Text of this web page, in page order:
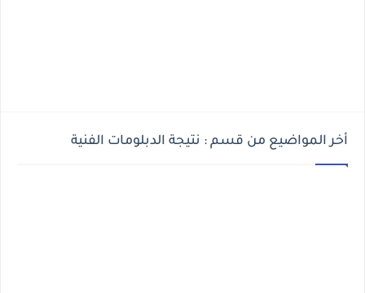
أخر المواضيع من قسم : نتيجة الدبلومات الفنية